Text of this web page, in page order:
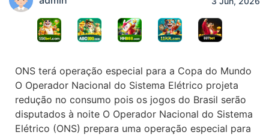
ONS terá operação especial para a Copa do Mundo
O Operador Nacional do Sistema Elétrico projeta
redução no consumo pois os jogos do Brasil serão
disputados à noite O Operador Nacional do Sistema
Elétrico (ONS) prepara uma operação especial para